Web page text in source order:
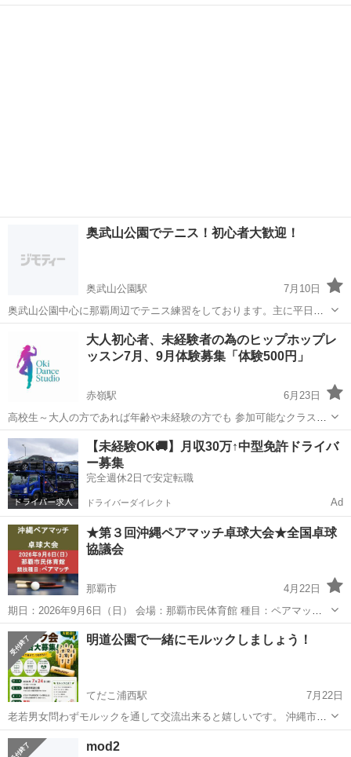
す。 この度、第2回目となりますeスポーツ大会を開催いたします。 具
奥武山公園でテニス！初心者大歓迎！
奥武山公園駅
7月10日
奥武山公園中心に那覇周辺でテニス練習をしております。主に平日
19~21時、メンバーは現在男性1人です。コート代を割り勘でボールは
こちらで用意いたします！ 当方もテニス歴3ヶ月の初心者ですので、
どなたでもおきかにご連絡ください！
奥武山公園駅 スポーツ
大人初心者、未経験者の為のヒップホップレ
ッスン7月、9月体験募集「体験500円」
赤嶺駅
6月23日
高校生～大人の方であれば年齢や未経験の方でも 参加可能なクラスで
す✨ ジャンルはGIRLSHIPHOP＆HIPHOP＆Kpopになります！ 年齢層
は17代~70代までになっていて未経験の方がほぼなクラスになってま
す✨ 練習...
沖縄 豊見城市 赤嶺駅 スポーツ 無料
【未経験OK🚚】月収30万↑中型免許ドライバ
ー募集
完全週休2日で安定転職
ドライバーダイレクト Ad
★第３回沖縄ペアマッチ卓球大会★全国卓球
協議会
那覇市
4月22日
期日：2026年9月6日（日） 会場：那覇市民体育館 種目：ペアマッチ
（２人編成の１Ｄ２Ｓ団体戦） ▽詳細
https://www.stta.jp/zenkoku/taikai/4766/
沖縄 那覇市 スポーツ ペア
明道公園で一緒にモルックしましょう！
てだこ浦西駅
7月22日
老若男女問わずモルックを通して交流出来ると嬉しいです。 沖縄市近
郊で主に日曜・祝日に活動しています。 平日の開催希望があったの
で、企画しました。 初心者歓迎。簡単なルールなので、誰でもすぐ始
沖縄
mod2